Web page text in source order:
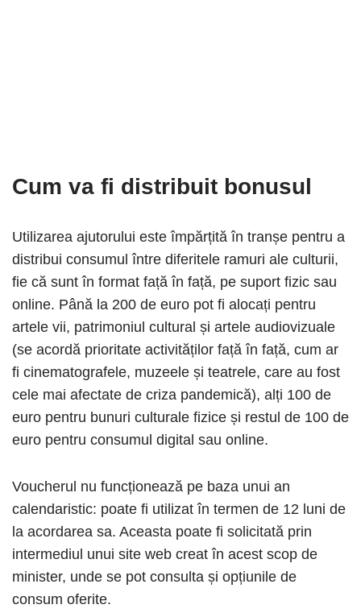
Cum va fi distribuit bonusul
Utilizarea ajutorului este împărțită în tranșe pentru a
distribui consumul între diferitele ramuri ale culturii,
fie că sunt în format față în față, pe suport fizic sau
online. Până la 200 de euro pot fi alocați pentru
artele vii, patrimoniul cultural și artele audiovizuale
(se acordă prioritate activităților față în față, cum ar
fi cinematografele, muzeele și teatrele, care au fost
cele mai afectate de criza pandemică), alți 100 de
euro pentru bunuri culturale fizice și restul de 100 de
euro pentru consumul digital sau online.
Voucherul nu funcționează pe baza unui an
calendaristic: poate fi utilizat în termen de 12 luni de
la acordarea sa. Aceasta poate fi solicitată prin
intermediul unui site web creat în acest scop de
minister, unde se pot consulta și opțiunile de
consum oferite.